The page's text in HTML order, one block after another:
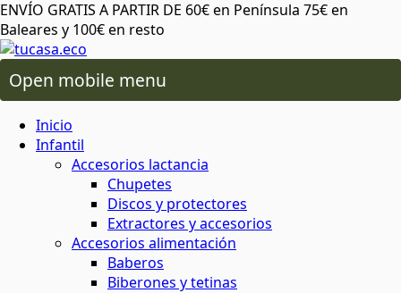
ENVÍO GRATIS A PARTIR DE 60€ en Península 75€ en
Baleares y 100€ en resto
Open mobile menu
oral
capilar
y baño
lactancia
alimentación
accesorios
corporal
Inicio
Infantil
Accesorios lactancia
Chupetes
Discos y protectores
Extractores y accesorios
Accesorios alimentación
Baberos
Biberones y tetinas